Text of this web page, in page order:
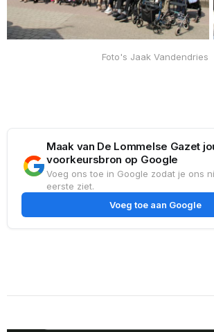
Foto's Jaak Vandendries
Maak van De Lommelse Gazet
voorkeursbron op Google
Voeg ons toe in Google zodat je ons
eerste ziet.
Voeg toe aan Google